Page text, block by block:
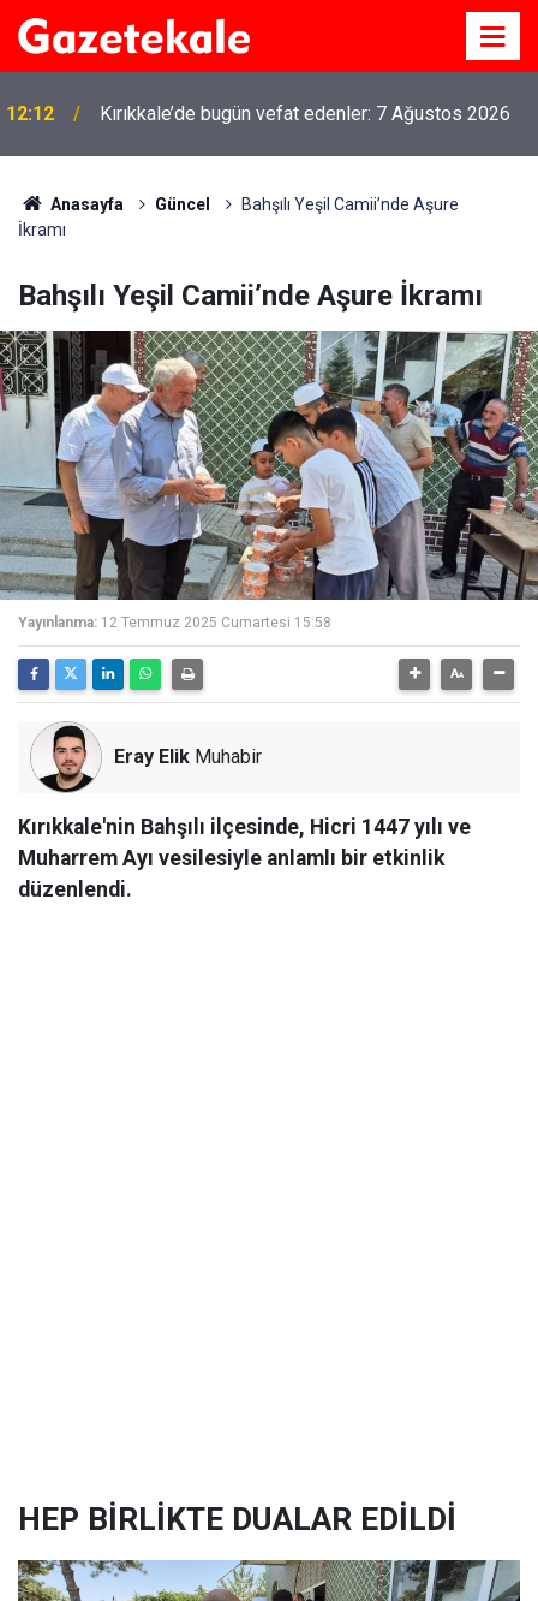
12:12 Kırıkkale’de bugün vefat edenler: 7 Ağustos 2026
Anasayfa Güncel
Bahşılı Yeşil Camii’nde Aşure
İkramı
Bahşılı Yeşil Camii’nde Aşure İkramı
Yayınlanma: 12 Temmuz 2025 Cumartesi 15:58
Eray Elik Muhabir
Kırıkkale'nin Bahşılı ilçesinde, Hicri 1447 yılı ve
Muharrem Ayı vesilesiyle anlamlı bir etkinlik
düzenlendi.
HEP BİRLİKTE DUALAR EDİLDİ